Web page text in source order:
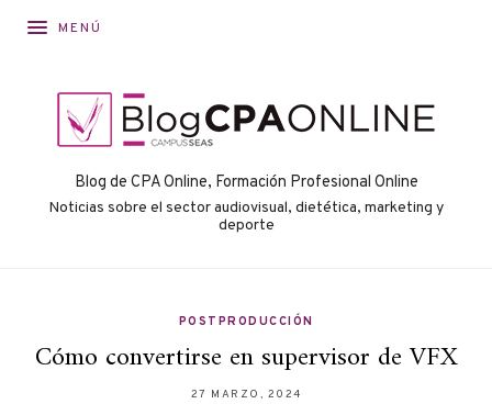
MENÚ
Blog de CPA Online, Formación Profesional Online
Noticias sobre el sector audiovisual, dietética, marketing y
deporte
POSTPRODUCCIÓN
Cómo convertirse en supervisor de VFX
27 MARZO, 2024